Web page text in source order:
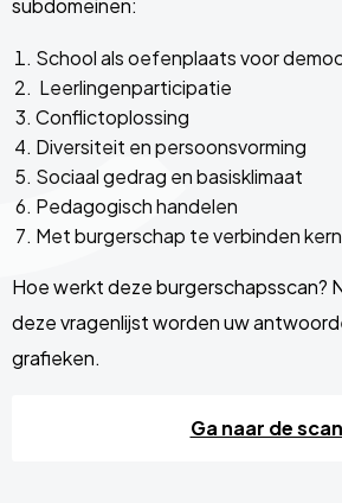
subdomeinen:
School als oefenplaats voor
Leerlingenparticipatie
Conflictoplossing
Diversiteit en persoonsvorming
Sociaal gedrag en basisklimaat
Pedagogisch handelen
Met burgerschap te verbinden
Hoe werkt deze burgerschapsscan?
deze vragenlijst worden uw
grafieken.
Ga naar de scan